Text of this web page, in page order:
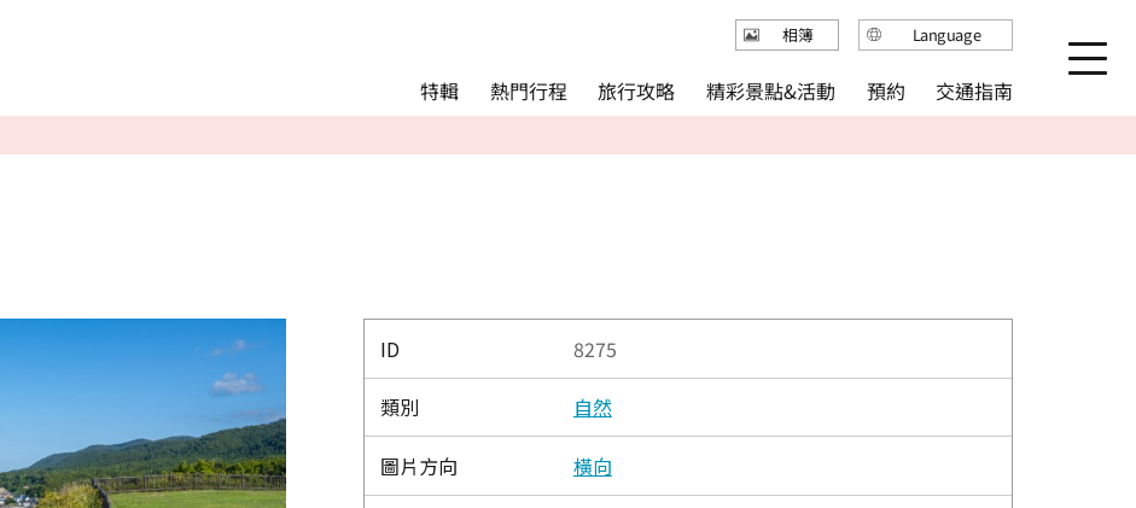
熱門行程
精彩景點&活動
简体中文
ID 8275
類別 自然
圖片方向 橫向
特輯 熱門行程 旅行攻略 精彩景點&活動 預約 交通指南
相簿 Language
English
简体中文